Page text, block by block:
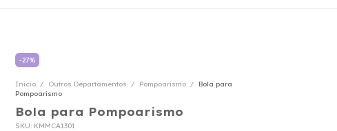
-27%
Início / Outros Departamentos / Pompoarismo /
Bola para
Pompoarismo
Bola para Pompoarismo
SKU: KMMCA1301